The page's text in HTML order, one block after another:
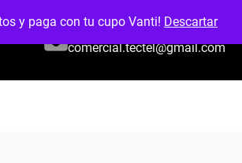
y paga con tu cupo Vanti! Descartar
EMAIL:
comercial.tectel@gmail.com